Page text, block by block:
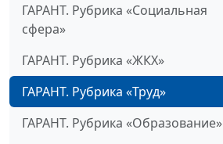
ГАРАНТ. Рубрика «Социальная
сфера»
ГАРАНТ. Рубрика «ЖКХ»
ГАРАНТ. Рубрика «Труд»
ГАРАНТ. Рубрика «Образование»